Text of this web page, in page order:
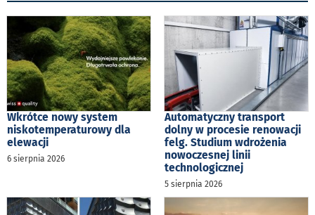
Wkrótce nowy system
niskotemperaturowy dla
elewacji
6 sierpnia 2026
Automatyczny transport
dolny w procesie renowacji
felg. Studium wdrożenia
nowoczesnej linii
technologicznej
5 sierpnia 2026